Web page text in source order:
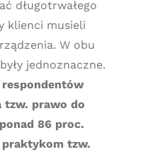
długotrwałego
klienci musieli
W obu
jednoznaczne.
tzw. prawo do
86 proc.
praktykom tzw.